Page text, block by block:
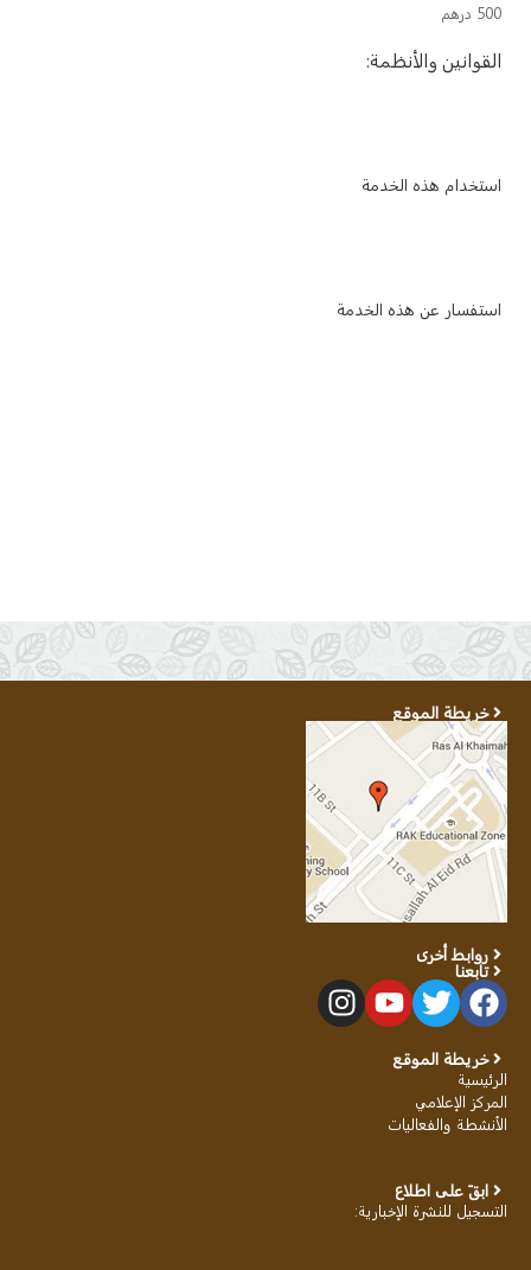
500 درهم
القوانين والأنظمة:
استخدام هذه الخدمة
استفسار عن هذه الخدمة
ابقَ على اطلاع
التسجيل للنشرة الإخبارية:
خريطة الموقع
الرئيسية
المركز الإعلامي
الأنشطة والفعاليات
روابط أخرى
تابعنا
خريطة الموقع